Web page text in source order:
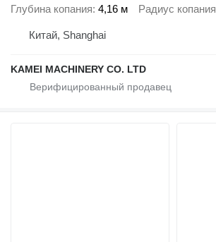
Глубина копания 4,16 м Радиус копания
Китай, Shanghai
KAMEI MACHINERY CO. LTD